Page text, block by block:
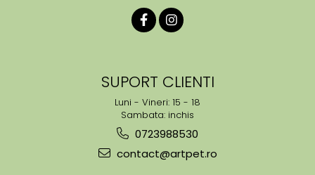
SUPORT CLIENTI
Luni - Vineri: 15 - 18
Sambata: inchis
0723988530
contact@artpet.ro